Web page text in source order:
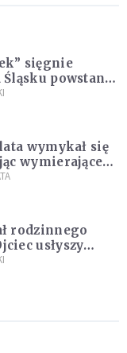
sięgnie
Śląsku powstanie
wymykał się
wymierające
popełnił
rodzinnego
usłyszy